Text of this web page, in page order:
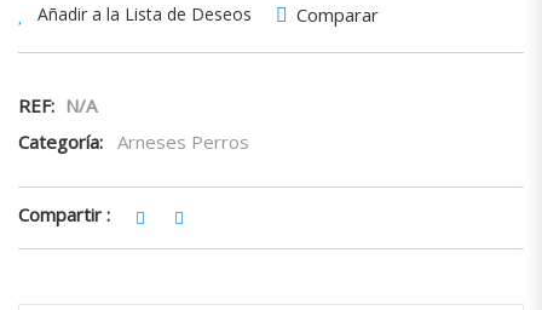
Añadir a la Lista de Deseos Comparar
REF: N/A
Categoría: Arneses Perros
Compartir :